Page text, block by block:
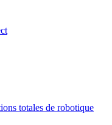
totales de robotique